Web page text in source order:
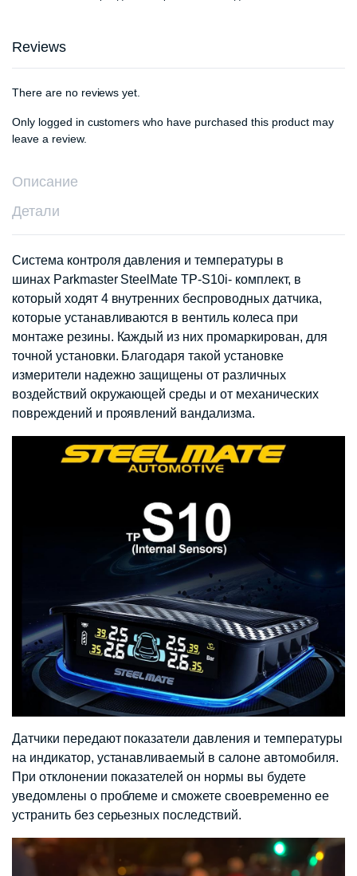
Reviews
There are no reviews yet.
Only logged in customers who have purchased this product may
leave a review.
Описание
Детали
Система контроля давления и температуры в
шинах Parkmaster SteelMate TP-S10i- комплект, в
который ходят 4 внутренних беспроводных датчика,
которые устанавливаются в вентиль колеса при
монтаже резины. Каждый из них промаркирован, для
точной установки. Благодаря такой установке
измерители надежно защищены от различных
воздействий окружающей среды и от механических
повреждений и проявлений вандализма.
Датчики передают показатели давления и температуры
на индикатор, устанавливаемый в салоне автомобиля.
При отклонении показателей он нормы вы будете
уведомлены о проблеме и сможете своевременно ее
устранить без серьезных последствий.